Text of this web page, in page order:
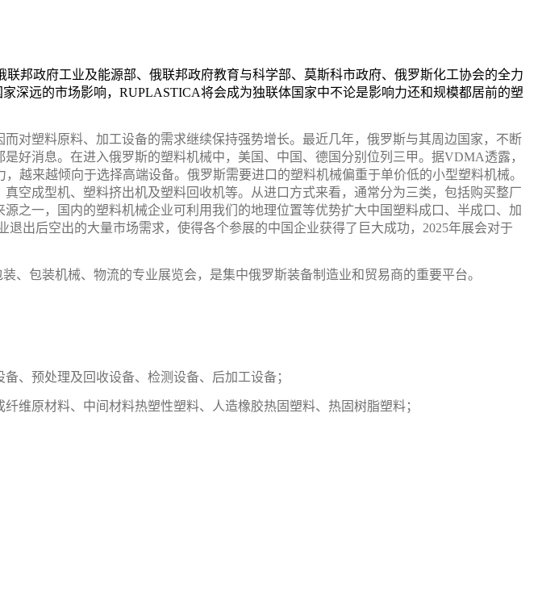
联邦政府工业及能源部、俄联邦政府教育与科学部、莫斯科市政府、俄罗斯化工协会的全力
深远的市场影响，RUPLASTICA将会成为独联体国家中不论是影响力还和规模都居前的塑
对塑料原料、加工设备的需求继续保持强势增长。最近几年，俄罗斯与其周边国家，不断
好消息。在进入俄罗斯的塑料机械中，美国、中国、德国分别位列三甲。据VDMA透露，
越来越倾向于选择高端设备。 俄罗斯需要进口的塑料机械偏重于单价低的小型塑料机械。
空成型机、塑料挤出机及塑料回收机等。从进口方式来看，通常分为三类，包括购买整厂
之一，国内的塑料机械企业可利用我们的地理位置等优势扩大中国塑料成口、半成口、加
出后空出的大量市场需求，使得各个参展的中国企业获得了巨大成功，2025年展会对于
、包装机械、物流的专业展览会，是集中俄罗斯装备制造业和贸易商的重要平台。
备、 预处理及 回收设备、 检测设备、 后加工设备；
纤维原材料、中间材料热塑性塑料、人造橡胶热固塑料、热固树脂塑料；